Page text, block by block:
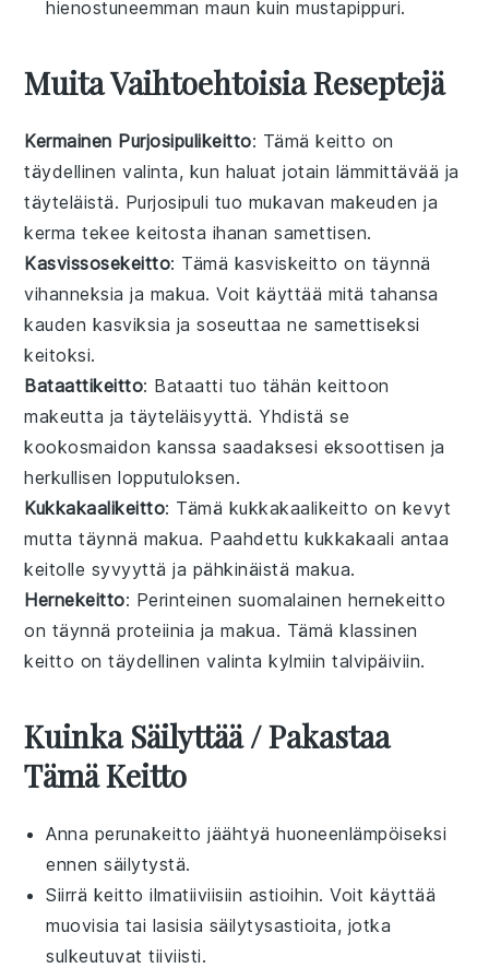
hienostuneemman maun kuin mustapippuri.
Muita Vaihtoehtoisia Reseptejä
Kermainen Purjosipulikeitto: Tämäkeitto on
täydellinen valinta, kun haluat jotain lämmittävää ja
täyteläistä. Purjosipuli tuo mukavan makeuden ja
kerma tekee keitosta ihanan samettisen.
Kasvissosekeitto: Tämä kasviskeitto on täynnä
vihanneksia ja makua. Voit käyttää mitä tahansa
kauden kasviksia ja soseuttaa ne samettiseksi
keitoksi.
Bataattikeitto: Bataatti tuo tähän keittoon
makeutta ja täyteläisyyttä. Yhdistä se
kookosmaidon kanssa saadaksesi eksoottisen ja
herkullisen lopputuloksen.
Kukkakaalikeitto: Tämä kukkakaalikeitto on kevyt
mutta täynnä makua. Paahdettu kukkakaali antaa
keitolle syvyyttä ja pähkinäistä makua.
Hernekeitto: Perinteinen suomalainen hernekeitto
on täynnä proteiinia ja makua. Tämä klassinen
keitto on täydellinen valinta kylmiin talvipäiviin.
Kuinka Säilyttää / Pakastaa
Tämä Keitto
Anna perunakeitto jäähtyä huoneenlämpöiseksi
ennen säilytystä.
Siirrä keitto ilmatiiviisiin astioihin. Voit käyttää
muovisia tai lasisia säilytysastioita, jotka
sulkeutuvat tiiviisti.